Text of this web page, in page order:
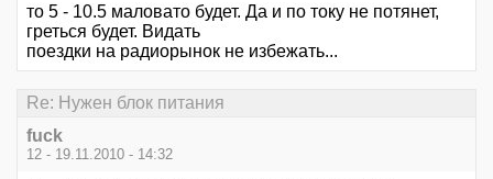
то 5 - 10.5 маловато будет. Да и по току не потянет,
греться будет. Видать
поездки на радиорынок не избежать...
Re: Нужен блок питания
fuck
12 - 19.11.2010 - 14:32